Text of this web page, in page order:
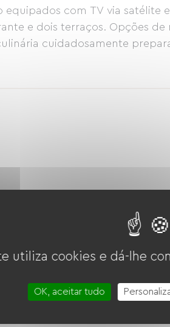
com TV via satélite
e dois terraços. Opções de
cuidadosamente
/ acesso à Internet TV
Secador de cabelo
utiliza cookies e dá-lhe
OK, aceitar tudo